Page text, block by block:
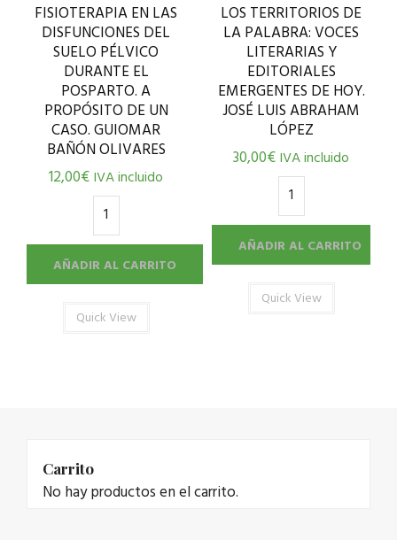
FISIOTERAPIA EN LAS
DISFUNCIONES DEL
SUELO PÉLVICO
DURANTE EL
POSPARTO. A
PROPÓSITO DE UN
CASO. GUIOMAR
BAÑÓN OLIVARES
12,00€IVA incluido
AÑADIR AL CARRITO
Quick View
LOS TERRITORIOS DE
LA PALABRA: VOCES
LITERARIAS Y
EDITORIALES
EMERGENTES DE HOY.
JOSÉ LUIS ABRAHAM
LÓPEZ
30,00€IVA incluido
AÑADIR AL CARRITO
Quick View
Carrito
No hay productos en el carrito.